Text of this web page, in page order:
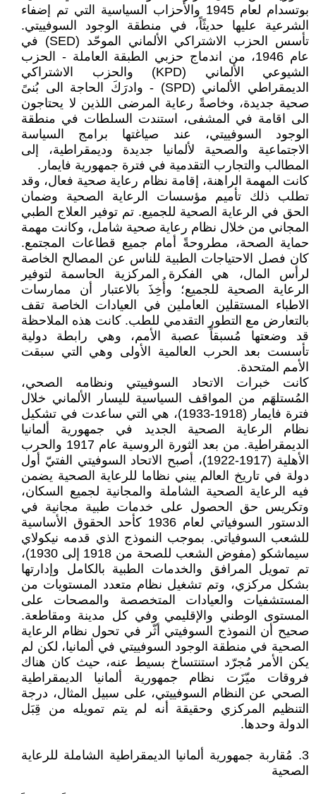
بوتسدام لعام 1945 والأحزاب السياسية التي تم إضفاء
الشرعية عليها حديثًاً، في منطقة الوجود السوفييتي.
تأسس الحزب الاشتراكي الألماني الموحّد (SED) في
عام 1946، من اندماج حزبي الطبقة العاملة - الحزب
الشيوعي الألماني (KPD) والحزب الاشتراكي
الديمقراطي الألماني (SPD) - وادرَكَ الحاجة الى بُنىً
صحية جديدة، وخاصةً رعاية المرضى اللذين لا يحتاجون
الى اقامة في المشفى، استندت السلطات في منطقة
الوجود السوفييتي، عند صياغتها برامج السياسة
الاجتماعية والصحية لألمانيا جديدة وديمقراطية، إلى
المطالب والتجارب التقدمية في فترة جمهورية فايمار.
كانت المهمة الراهنة، إقامة نظام رعاية صحية فعال، وقد
تطلب ذلك تأميم مؤسسات الرعاية الصحية وضمان
الحق في الرعاية الصحية للجميع. تم توفير العلاج الطبي
المجاني من خلال نظام رعاية صحية شامل، وكانت مهمة
حماية الصحة، مطروحةً أمام جميع قطاعات المجتمع.
كان فصل الاحتياجات الطبية للناس عن المصالح الخاصة
لرأس المال، هي الفكرة المركزية الحاسمة لتوفير
الرعاية الصحية للجميع؛ وأُخِذَ بالاعتبار أن ممارسات
الاطباء المستقلين العاملين في العيادات الخاصة تقف
بالتعارض مع التطور التقدمي للطب. كانت هذه الملاحظة
قد وضعتها مُسبقاً عصبة الأمم، وهي رابطة دولية
تأسست بعد الحرب العالمية الأولى وهي التي سبقت
الأمم المتحدة.
كانت خبرات الاتحاد السوفييتي ونظامه الصحي،
المُستلهَم من المواقف السياسية لليسار الألماني خلال
فترة فايمار (1918-1933)، هي التي ساعدت في تشكيل
نظام الرعاية الصحية الجديد في جمهورية ألمانيا
الديمقراطية. من بعد الثورة الروسية عام 1917 والحرب
الأهلية (1917-1922)، أصبح الاتحاد السوفيتي الفتيّ أول
دولة في تاريخ العالم يبني نظاما للرعاية الصحية يضمن
فيه الرعاية الصحية الشاملة والمجانية لجميع السكان،
وتكريس حق الحصول على خدمات طبية مجانية في
الدستور السوفياتي لعام 1936 كأحد الحقوق الأساسية
للشعب السوفياتي. بموجب النموذج الذي قدمه نيكولاي
سيماشكو (مفوض الشعب للصحة من 1918 إلى 1930)،
تم تمويل المرافق والخدمات الطبية بالكامل وإدارتها
بشكل مركزي، وتم تشغيل نظام متعدد المستويات من
المستشفيات والعيادات المتخصصة والمصحات على
المستوى الوطني والإقليمي وفي كل مدينة ومقاطعة.
صحيح أن النموذج السوفيتي أثّر في تحول نظام الرعاية
الصحية في منطقة الوجود السوفييتي في ألمانيا، لكن لم
يكن الأمر مُجرّد استنتساخ بسيط عنه، حيث كان هناك
فروقات ميّزَت نظام جمهورية ألمانيا الديمقراطية
الصحي عن النظام السوفييتي، على سبيل المثال، درجة
التنظيم المركزي وحقيقة أنه لم يتم تمويله من قِبَل
الدولة وحدها.
3. مُقاربة جمهورية ألمانيا الديمقراطية الشاملة للرعاية
الصحية